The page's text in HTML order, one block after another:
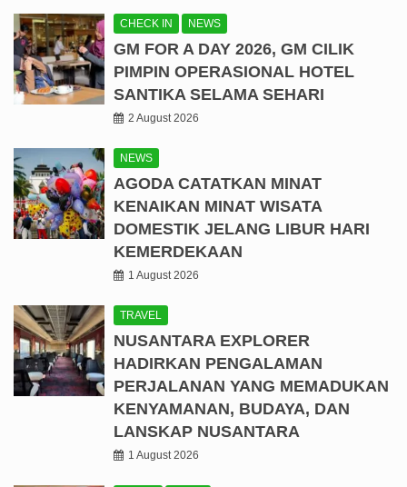
CHECK IN NEWS
GM FOR A DAY 2026, GM CILIK
PIMPIN OPERASIONAL HOTEL
SANTIKA SELAMA SEHARI
2 August 2026
NEWS
AGODA CATATKAN MINAT
KENAIKAN MINAT WISATA
DOMESTIK JELANG LIBUR HARI
KEMERDEKAAN
1 August 2026
TRAVEL
NUSANTARA EXPLORER
HADIRKAN PENGALAMAN
PERJALANAN YANG MEMADUKAN
KENYAMANAN, BUDAYA, DAN
LANSKAP NUSANTARA
1 August 2026